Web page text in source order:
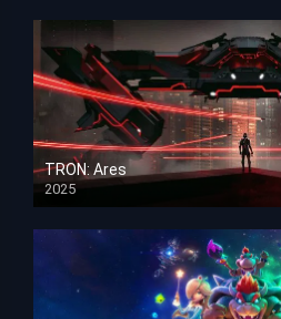
TRON: Ares
2025
HD 1080p